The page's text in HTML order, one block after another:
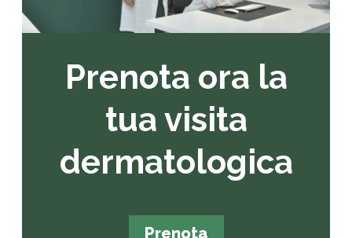
Prenota ora la
tua visita
dermatologica
Prenota